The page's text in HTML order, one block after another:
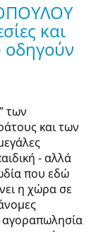
και
οδηγούν
των
και των
- αλλά
που εδώ
η χώρα σε
αγοραπωλησία